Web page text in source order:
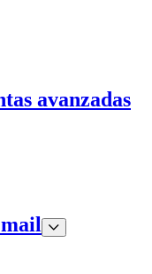
avanzadas